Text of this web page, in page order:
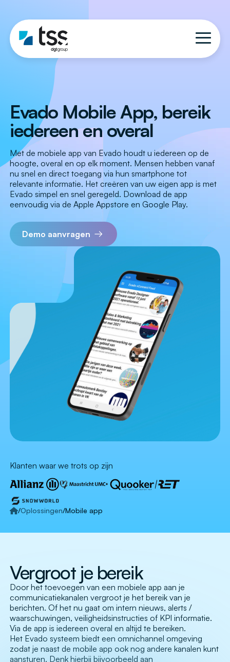
Evado Mobile App, bereik
iedereen en overal
Met de mobiele app van Evado houdt u iedereen op de
hoogte, overal en op elk moment. Mensen hebben vanaf
nu snel en direct toegang via hun smartphone tot
relevante informatie. Het creëren van uw eigen app is met
Evado simpel en snel geregeld. Download de app
eenvoudig via de Apple Appstore en Google Play.
Demo aanvragen
Klanten waar we trots op zijn
/Oplossingen/Mobile app
Vergroot je bereik
Door het toevoegen van een mobiele app aan je
communicatiekanalen vergroot je het bereik van je
berichten. Of het nu gaat om intern nieuws, alerts /
waarschuwingen, veiligheidsinstructies of KPI informatie.
Via de app is iedereen overal en altijd te bereiken.
Het Evado systeem biedt een omnichannel omgeving
zodat je naast de mobile app ook nog andere kanalen kunt
aansturen. Denk hierbij bijvoorbeeld aan